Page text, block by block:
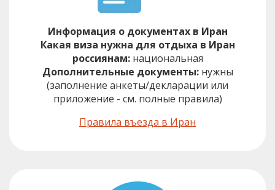
Информация о документах в Иран
Какая виза нужна для отдыха в Иран
россиянам:национальная
Дополнительные документы:нужны
(заполнение анкеты/декларации или
приложение - см. полные правила)
Правила въезда в Иран